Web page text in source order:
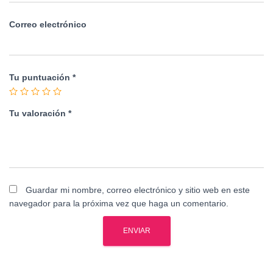
Correo electrónico
Tu puntuación *
Tu valoración *
Guardar mi nombre, correo electrónico y sitio web en este
navegador para la próxima vez que haga un comentario.